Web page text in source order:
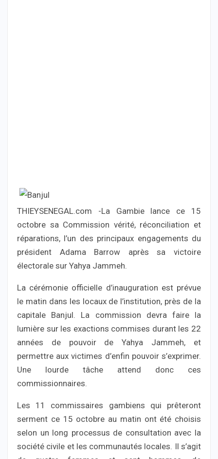
THIEYSENEGAL.com -La Gambie lance ce 15
octobre sa Commission vérité, réconciliation et
réparations, l’un des principaux engagements du
président Adama Barrow après sa victoire
électorale sur Yahya Jammeh.
La cérémonie officielle d’inauguration est prévue
le matin dans les locaux de l’institution, près de la
capitale Banjul. La commission devra faire la
lumière sur les exactions commises durant les 22
années de pouvoir de Yahya Jammeh, et
permettre aux victimes d’enfin pouvoir s’exprimer.
Une lourde tâche attend donc ces
commissionnaires.
Les 11 commissaires gambiens qui prêteront
serment ce 15 octobre au matin ont été choisis
selon un long processus de consultation avec la
société civile et les communautés locales. Il s’agit